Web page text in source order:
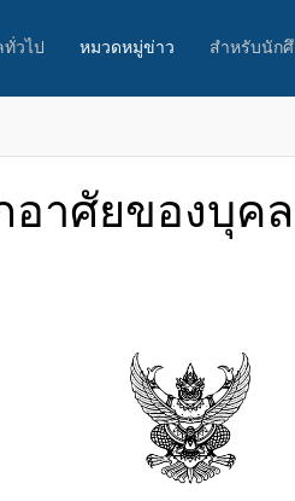
วไป หมวดหมู่ข่าว สำหรับนัก
ศัยของบุคล